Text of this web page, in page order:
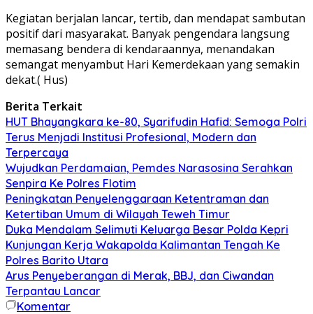
Kegiatan berjalan lancar, tertib, dan mendapat sambutan
positif dari masyarakat. Banyak pengendara langsung
memasang bendera di kendaraannya, menandakan
semangat menyambut Hari Kemerdekaan yang semakin
dekat.( Hus)
Berita Terkait
HUT Bhayangkara ke-80, Syarifudin Hafid: Semoga Polri
Terus Menjadi Institusi Profesional, Modern dan
Terpercaya
Wujudkan Perdamaian, Pemdes Narasosina Serahkan
Senpira Ke Polres Flotim
Peningkatan Penyelenggaraan Ketentraman dan
Ketertiban Umum di Wilayah Teweh Timur
Duka Mendalam Selimuti Keluarga Besar Polda Kepri
Kunjungan Kerja Wakapolda Kalimantan Tengah Ke
Polres Barito Utara
Arus Penyeberangan di Merak, BBJ, dan Ciwandan
Terpantau Lancar
Komentar